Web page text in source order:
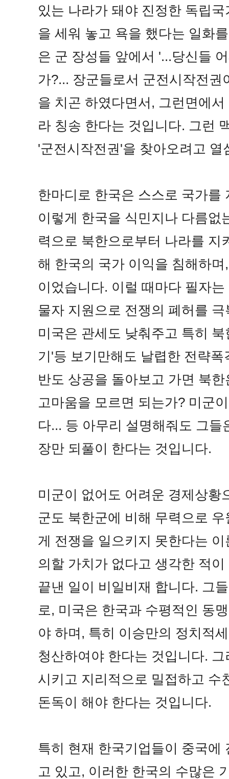
있는 나라가 돼야 진정한 독립
을 세워 놓고 욕을 했다는 일화
은 군 장성들 앞에서 '...당신들
가?... 장군들로서 군전시작전
을 치곤 하였다면서, 그런면에
라 칭송 한다는 것입니다. 그런
'군전시작전권'을 찾아오려고
한마디로 한국은 스스로 국가를
이렇게 한국을 식민지나 다름없
력으로 북한으로부터 나라를 지
해 한국의 국가 이익을 침해하
이었습니다. 이럴 때마다 필자
물자 지원으로 전쟁의 폐허를
미국은 관세도 낮춰주고 특히
기'등 보기만해도 날렵한 전략
반도 상공을 돌아보고 가면 북
고마움을 모르면 되는가? 미군
다... 등 아무리 설명해줘도 그
장만 되풀이 한다는 것입니다.
미군이 없어도 어려운 경제상황
군도 북한군에 비해 무력으로
게 전쟁을 일으키지 못한다는
의할 가치가 없다고 생각한 적
끝낸 일이 비일비재 합니다. 그
로, 미국은 한국과 수평적인 동
야 하며, 특히 이승만의 정치적
청산하여야 한다는 것입니다.
시키고 지리적으로 밀접하고 수
돈독이 해야 한다는 것입니다.
특히 현재 한국기업들이 중국에
고 있고, 이러한 한국의 수많은